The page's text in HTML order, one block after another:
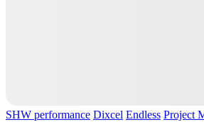
SHW performance Dixcel Endless Project